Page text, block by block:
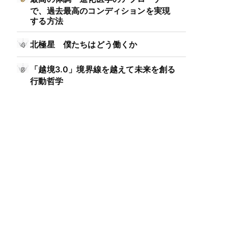
で、過去最高のコンディションを実現
する方法
北極星 僕たちはどう働くか
「越境3.0」境界線を越えて未来を創る
行動哲学